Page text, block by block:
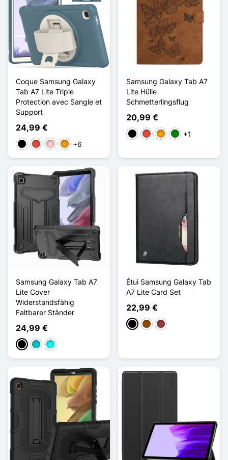
Coque Samsung Galaxy
Tab A7 Lite Triple
Protection avec Sangle et
Support
24,99 €
Schwarz
Rot PinkOrange
+6
Samsung Galaxy Tab A7
Lite Hülle
Schmetterlingsflug
20,99 €
Schwarz
Rot Orange
Grün+1
Samsung Galaxy Tab A7
Lite Cover
Widerstandsfähig
Faltbarer Ständer
24,99 €
Schwarz
TürkisCyan
Étui Samsung Galaxy Tab
A7 Lite Card Set
22,99 €
Schwarz
BraunDunkelrot